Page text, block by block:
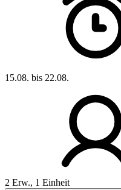
15.08. bis 22.08.
2 Erw., 1 Einheit